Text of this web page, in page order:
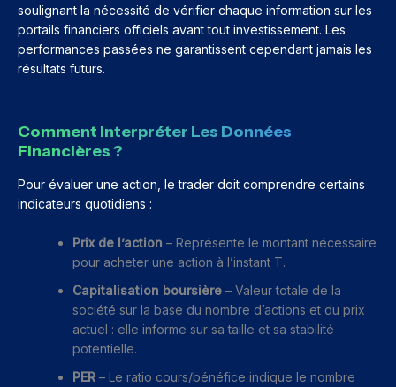
soulignant la nécessité de vérifier chaque information sur les
portails financiers officiels avant tout investissement. Les
performances passées ne garantissent cependant jamais les
résultats futurs.
Comment Interpréter Les Données
Financières ?
Pour évaluer une action, le trader doit comprendre certains
indicateurs quotidiens :
Prix de l’action – Représente le montant nécessaire
pour acheter une action à l’instant T.
Capitalisation boursière – Valeur totale de la
société sur la base du nombre d’actions et du prix
actuel : elle informe sur sa taille et sa stabilité
potentielle.
PER – Le ratio cours/bénéfice indique le nombre